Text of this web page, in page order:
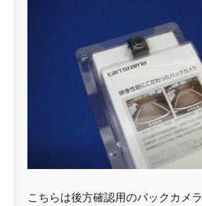
こちらは後方確認用のバックカメラ